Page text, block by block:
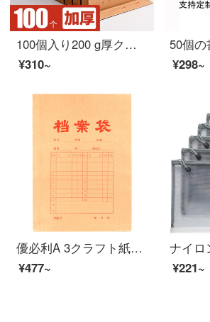
100個入り200 g厚クラフト紙ファイル袋a 4枚入り公文書の入札書類袋オーフ用品
¥310~
¥298~
優必利A 3クラフト紙の袋の赤い字の厚い書類の資料の袋の25は4 cm底の幅だけを詰めます。
¥477~
¥221~